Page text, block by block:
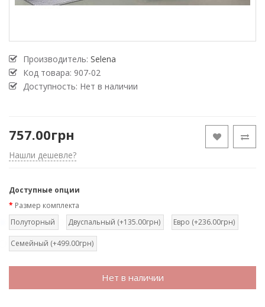
Производитель: Selena
Код товара: 907-02
Доступность: Нет в наличии
757.00грн
Нашли дешевле?
Доступные опции
Размер комплекта
Полуторный
Двуспальный (+135.00грн) Евро (+236.00грн)
Семейный (+499.00грн)
Нет в наличии